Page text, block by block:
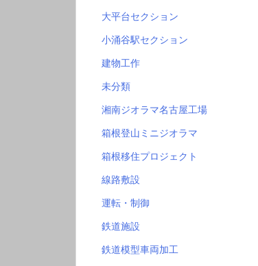
大平台セクション
小涌谷駅セクション
建物工作
未分類
湘南ジオラマ名古屋工場
箱根登山ミニジオラマ
箱根移住プロジェクト
線路敷設
運転・制御
鉄道施設
鉄道模型車両加工